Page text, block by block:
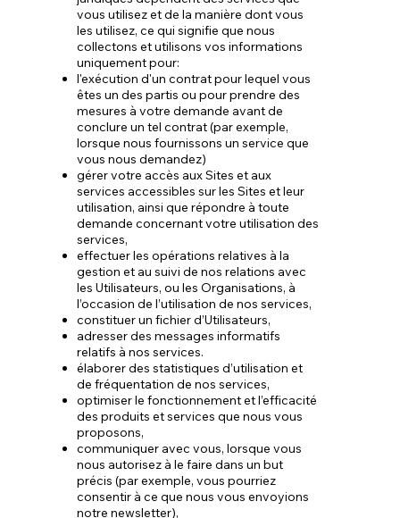
vous utilisez et de la manière dont vous
les utilisez, ce qui signifie que nous
collectons et utilisons vos informations
uniquement pour:
l'exécution d'un contrat pour lequel vous
êtes un des partis ou pour prendre des
mesures à votre demande avant de
conclure un tel contrat (par exemple,
lorsque nous fournissons un service que
vous nous demandez)
gérer votre accès aux Sites et aux
services accessibles sur les Sites et leur
utilisation, ainsi que répondre à toute
demande concernant votre utilisation des
services,
effectuer les opérations relatives à la
gestion et au suivi de nos relations avec
les Utilisateurs, ou les Organisations, à
l’occasion de l’utilisation de nos services,
constituer un fichier d’Utilisateurs,
adresser des messages informatifs
relatifs à nos services.
élaborer des statistiques d’utilisation et
de fréquentation de nos services,
optimiser le fonctionnement et l’efficacité
des produits et services que nous vous
proposons,
communiquer avec vous, lorsque vous
nous autorisez à le faire dans un but
précis (par exemple, vous pourriez
consentir à ce que nous vous envoyions
notre newsletter),